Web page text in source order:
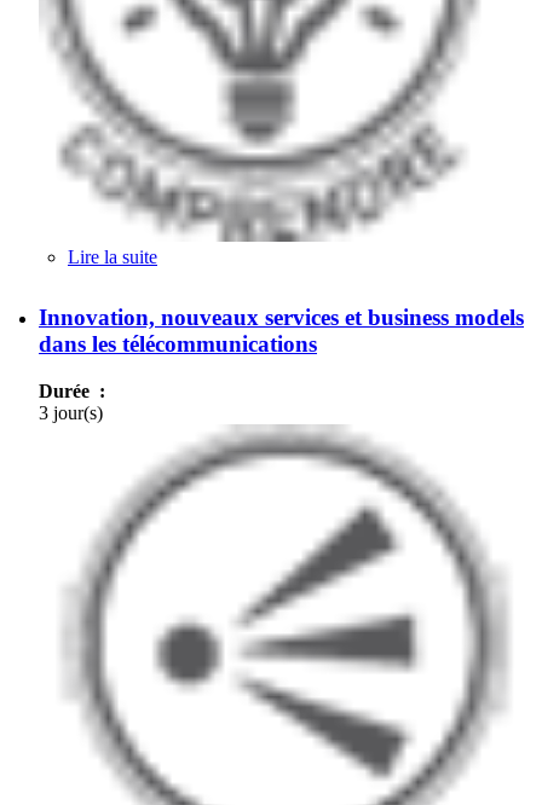
Lire la suite
Innovation, nouveaux services et business models
dans les télécommunications
Durée :
3 jour(s)